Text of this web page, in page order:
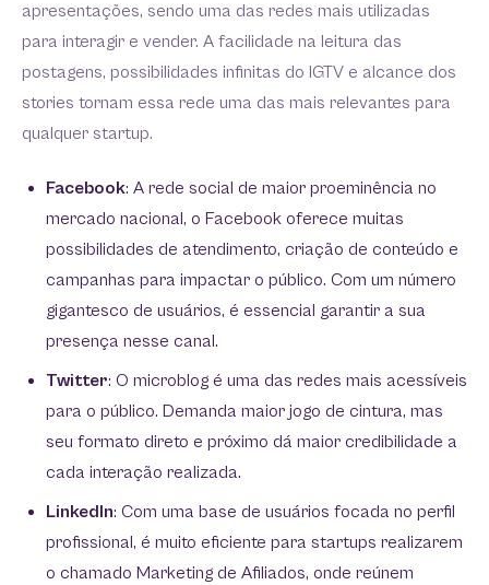
apresentações, sendo uma das redes mais utilizadas
para interagir e vender. A facilidade na leitura das
postagens, possibilidades infinitas do IGTV e alcance dos
stories tornam essa rede uma das mais relevantes para
qualquer startup.
Facebook: A rede social de maior proeminência no
mercado nacional, o Facebook oferece muitas
possibilidades de atendimento, criação de conteúdo e
campanhas para impactar o público. Com um número
gigantesco de usuários, é essencial garantir a sua
presença nesse canal.
Twitter: O microblog é uma das redes mais acessíveis
para o público. Demanda maior jogo de cintura, mas
seu formato direto e próximo dá maior credibilidade a
cada interação realizada.
LinkedIn: Com uma base de usuários focada no perfil
profissional, é muito eficiente para startups realizarem
o chamado Marketing de Afiliados, onde reúnem